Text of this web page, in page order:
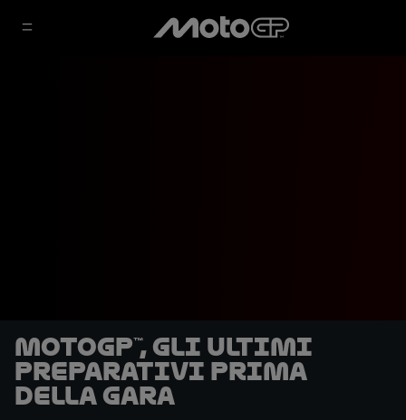
MotoGP™, gli ultimi
preparativi prima
della gara